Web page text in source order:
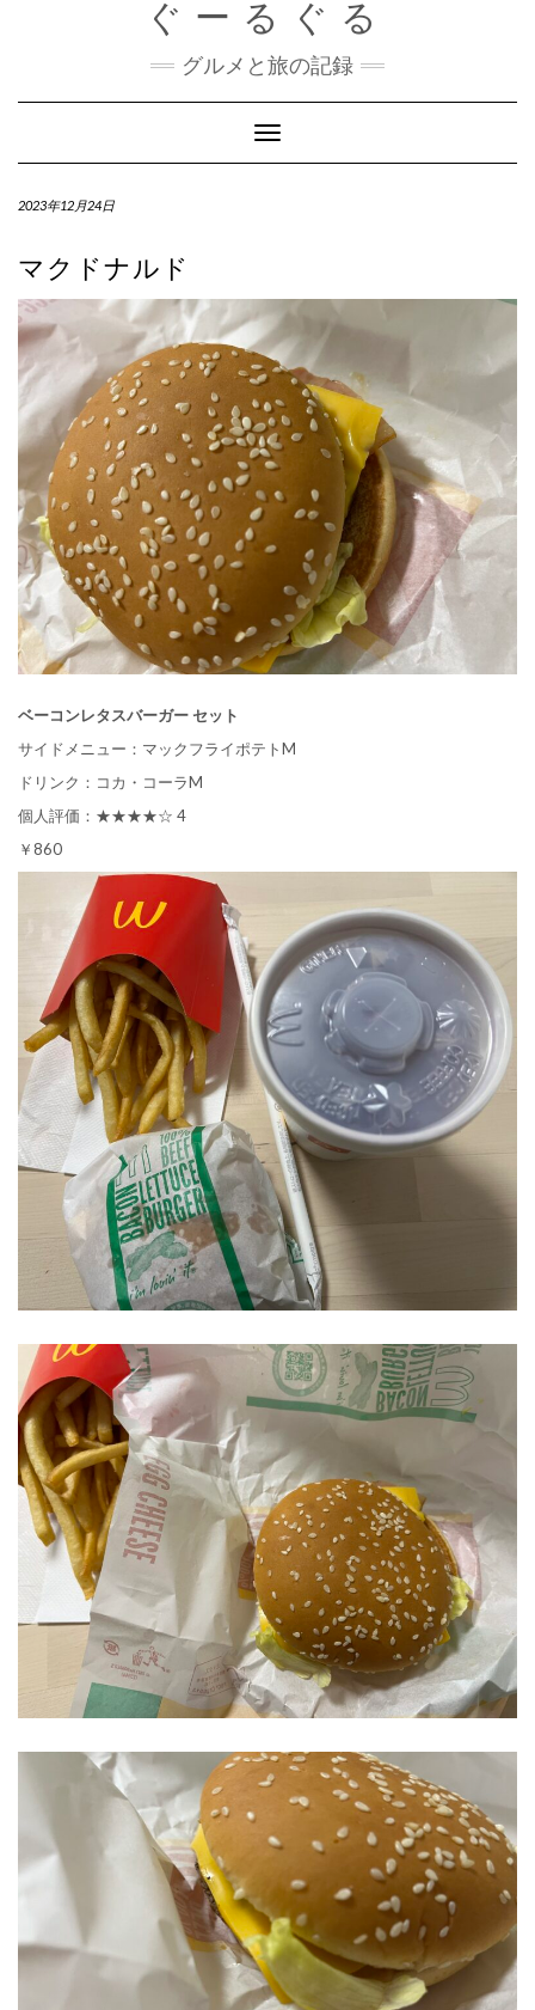
ぐーるぐる
グルメと旅の記録
Toggle
Navigation
2023年12月24日
マクドナルド
ベーコンレタスバーガー セット
サイドメニュー：マックフライポテトM
ドリンク：コカ・コーラM
個人評価：★★★★☆ 4
￥860